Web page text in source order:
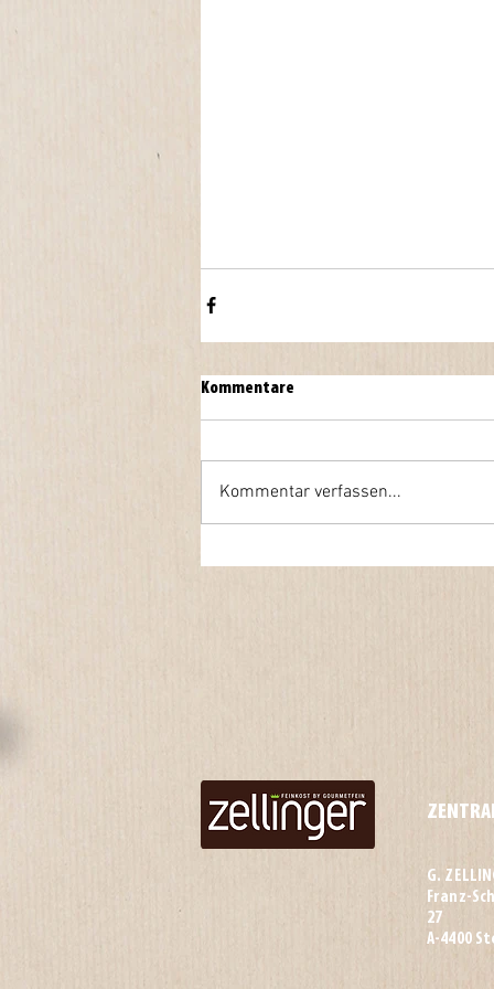
Kommentare
Kommentar verfassen...
G.
Franz-
27
A-4400